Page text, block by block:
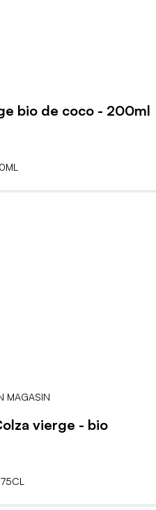
bio de coco - 200ml
MAGASIN
vierge - bio